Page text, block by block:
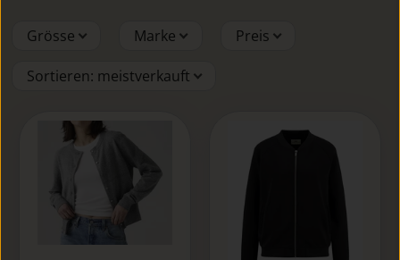
Grösse Marke Preis
Sortieren: meistverkauft